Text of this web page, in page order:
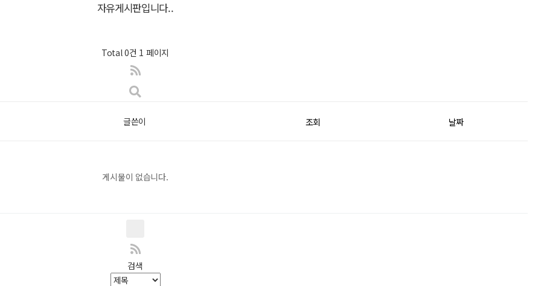
자유게시판입니다..
Total 0건 1 페이지
글쓴이 조회 날짜
게시물이 없습니다.
검색